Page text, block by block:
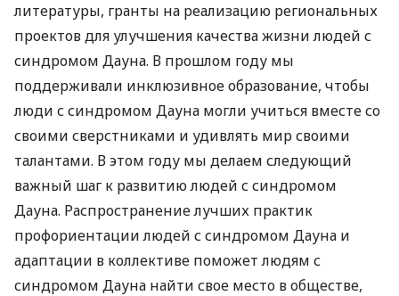
литературы, гранты на реализацию региональных
проектов для улучшения качества жизни людей с
синдромом Дауна. В прошлом году мы
поддерживали инклюзивное образование, чтобы
люди с синдромом Дауна могли учиться вместе со
своими сверстниками и удивлять мир своими
талантами. В этом году мы делаем следующий
важный шаг к развитию людей с синдромом
Дауна. Распространение лучших практик
профориентации людей с синдромом Дауна и
адаптации в коллективе поможет людям с
синдромом Дауна найти свое место в обществе,